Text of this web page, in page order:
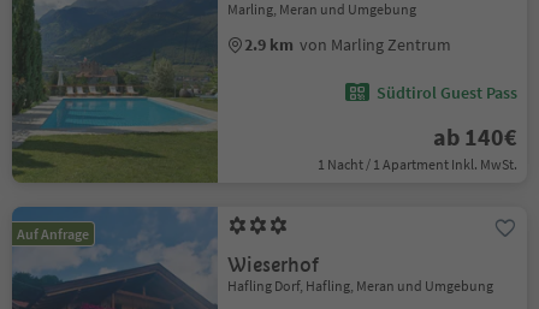
Marling, Meran und Umgebung
2.9 km von Marling Zentrum
Südtirol Guest Pass
ab 140€
1 Nacht / 1 Apartment Inkl. MwSt.
Auf Anfrage
Wieserhof
Hafling Dorf, Hafling, Meran und Umgebung